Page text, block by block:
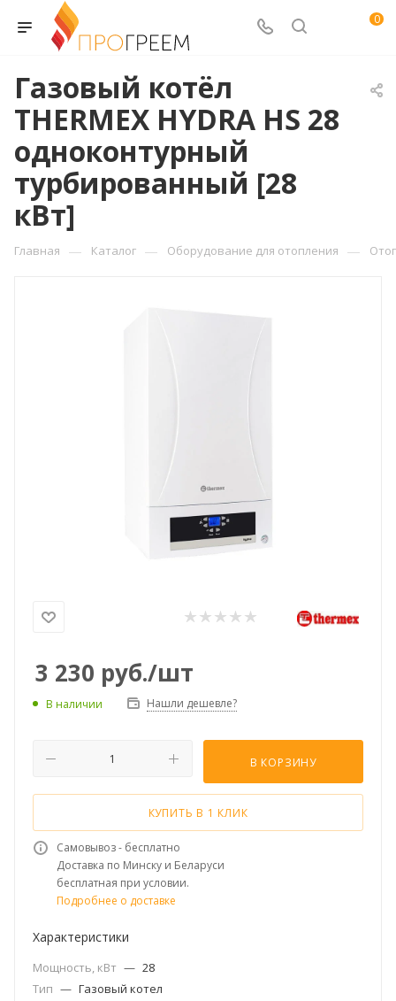
0
Газовый котёл
THERMEX HYDRA HS 28
одноконтурный
турбированный [28
кВт]
Главная — Каталог — Оборудование для отопления —
3 230 руб./шт
В наличии Нашли дешевле?
В КОРЗИНУ
КУПИТЬ В 1 КЛИК
Самовывоз - бесплатно
Доставка по Минску и Беларуси
бесплатная при условии.
Подробнее о доставке
Характеристики
Мощность, кВт — 28
Тип — Газовый котел